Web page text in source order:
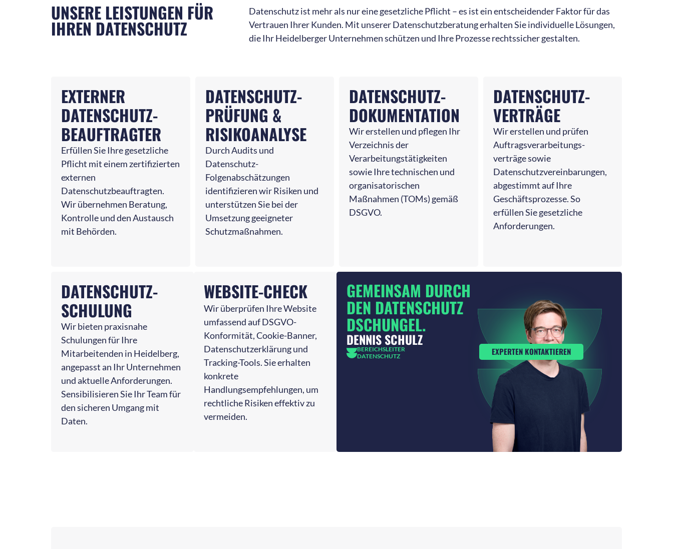
UNSERE LEISTUNGEN FÜR
IHREN DATENSCHUTZ
Datenschutz ist mehr als nur eine gesetzliche Pflicht – es ist ein entscheidender Faktor für das
Vertrauen Ihrer Kunden. Mit unserer Datenschutzberatung erhalten Sie individuelle Lösungen,
die Ihr Heidelberger Unternehmen schützen und Ihre Prozesse rechtssicher gestalten.
EXTERNER
DATENSCHUTZ-
BEAUFTRAGTER
Erfüllen Sie Ihre gesetzliche
Pflicht mit einem zertifizierten
externen
Datenschutzbeauftragten.
Wir übernehmen Beratung,
Kontrolle und den Austausch
mit Behörden.
DATENSCHUTZ-
PRÜFUNG &
RISIKOANALYSE
Durch Audits und
Datenschutz-
Folgenabschätzungen
identifizieren wir Risiken und
unterstützen Sie bei der
Umsetzung geeigneter
Schutzmaßnahmen.
DATENSCHUTZ-
DOKUMENTATION
Wir erstellen und pflegen Ihr
Verzeichnis der
Verarbeitungstätigkeiten
sowie Ihre technischen und
organisatorischen
Maßnahmen (TOMs) gemäß
DSGVO.
DATENSCHUTZ-
VERTRÄGE
Wir erstellen und prüfen
Auftragsverarbeitungs-
verträge sowie
Datenschutzvereinbarungen,
abgestimmt auf Ihre
Geschäftsprozesse. So
erfüllen Sie gesetzliche
Anforderungen.
DATENSCHUTZ-
SCHULUNG
Wir bieten praxisnahe
Schulungen für Ihre
Mitarbeitenden in Heidelberg,
angepasst an Ihr Unternehmen
und aktuelle Anforderungen.
Sensibilisieren Sie Ihr Team für
den sicheren Umgang mit
Daten.
WEBSITE-CHECK
Wir überprüfen Ihre Website
umfassend auf DSGVO-
Konformität, Cookie-Banner,
Datenschutzerklärung und
Tracking-Tools. Sie erhalten
konkrete
Handlungsempfehlungen, um
rechtliche Risiken effektiv zu
vermeiden.
GEMEINSAM DURCH
DEN DATENSCHUTZ
DSCHUNGEL.
DENNIS SCHULZ
BEREICHSLEITER
DATENSCHUTZ
EXPERTEN KONTAKTIEREN